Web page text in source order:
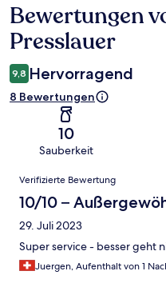
Bewertungen
Bewertungen
Presslauer
9,8 Hervorragend
8 Bewertungen
10
Sauberkeit
Bewertungen
Verifizierte Bewertung
10/10 –
29. Juli 2023
Super service - besser geht
Juergen, Aufenthalt von 1